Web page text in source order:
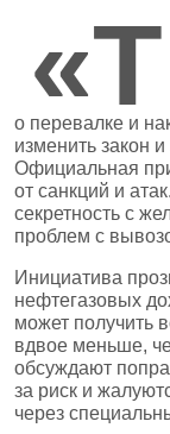
«Т
о перевалке и
изменить закон
Официальная
от санкций и
секретность с
проблем с
Инициатива
нефтегазовых
может получить
вдвое меньше,
обсуждают
за риск и
через